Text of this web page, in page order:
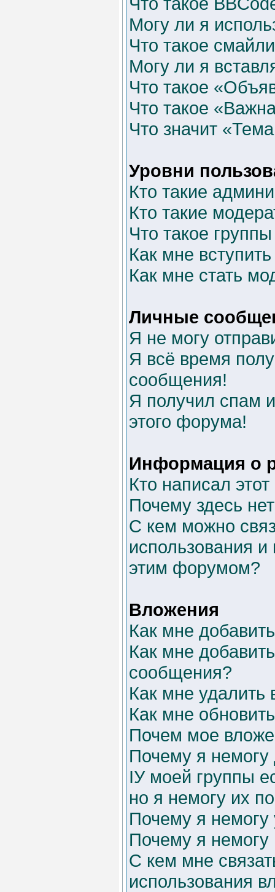
Могу ли я
Что такое
Могу ли я
Что такое
Что такое
Что значит
Уровни
Кто такие
Кто такие
Что такое
Как мне
Как мне стать
Личные
Я не могу
Я всё время
сообщения!
Я получил спам
этого форума!
Информация о
Кто написал
Почему здесь
С кем можно
использования
этим форумом?
Вложения
Как мне
Как мне
сообщения?
Как мне удалить
Как мне
Почем мое
Почему я немогу
IУ моей группы
но я немогу их
Почему я немогу
Почему я немогу
С кем мне
использования